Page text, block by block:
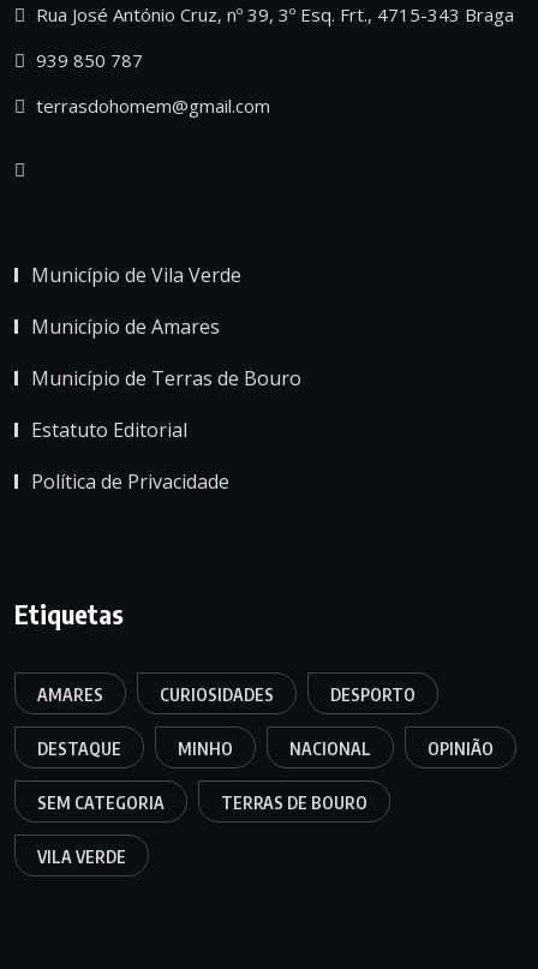
Rua José António Cruz, nº 39, 3º Esq. Frt., 4715-343 Braga
939 850 787
terrasdohomem@gmail.com
Município de Vila Verde
Município de Amares
Município de Terras de Bouro
Estatuto Editorial
Política de Privacidade
Etiquetas
AMARES CURIOSIDADES DESPORTO
DESTAQUE MINHO NACIONAL OPINIÃO
SEM CATEGORIA TERRAS DE BOURO
VILA VERDE